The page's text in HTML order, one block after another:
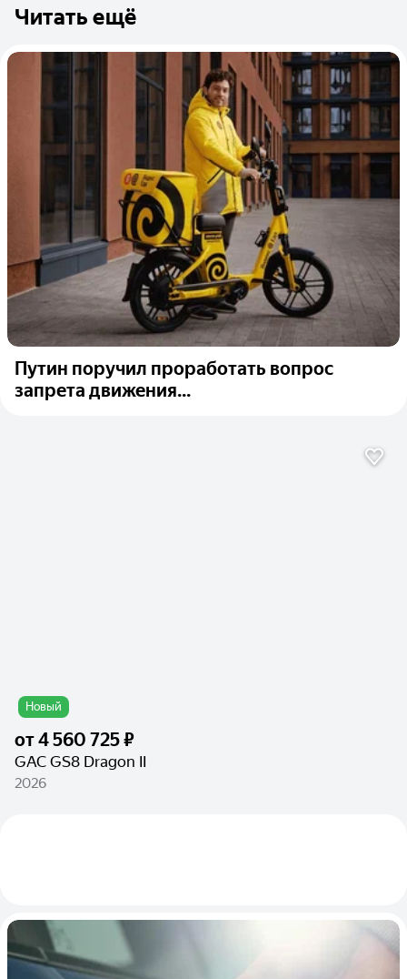
Читать ещё
Путин поручил проработать вопрос
запрета движения...
Новый
от4 560 725 ₽
GAC GS8 Dragon II
2026